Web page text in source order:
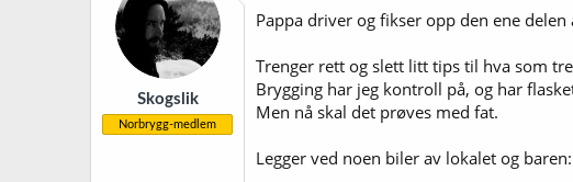
a
t
o
Skogslik
Norbrygg-medlem
Pappa driver og fikser opp den ene
Trenger rett og slett litt tips til hva som
Brygging har jeg kontroll på, og har
Men nå skal det prøves med fat.
Legger ved noen biler av lokalet og baren: